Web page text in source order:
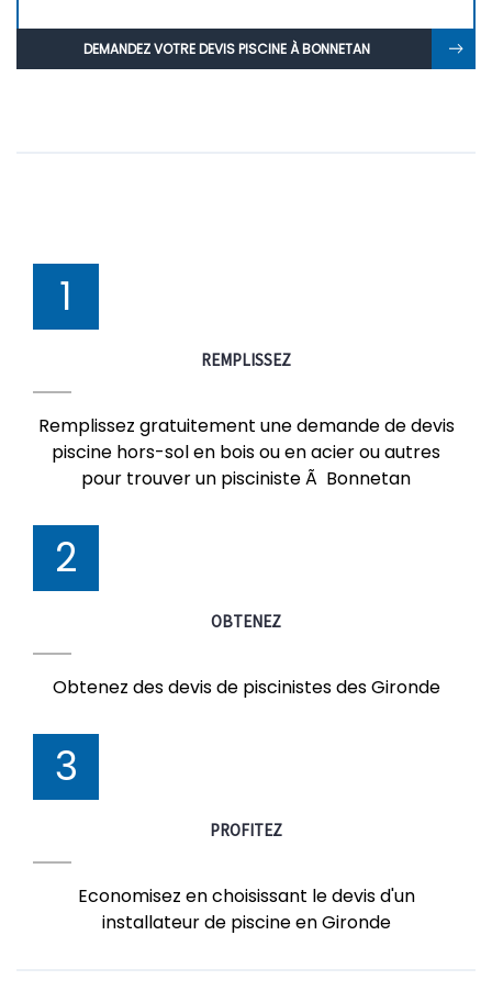
DEMANDEZ VOTRE DEVIS PISCINE À BONNETAN
1
REMPLISSEZ
Remplissez gratuitement une demande de devis
piscine hors-sol en bois ou en acier ou autres
pour trouver un pisciniste Ã Bonnetan
2
OBTENEZ
Obtenez des devis de piscinistes des Gironde
3
PROFITEZ
Economisez en choisissant le devis d'un
installateur de piscine en Gironde